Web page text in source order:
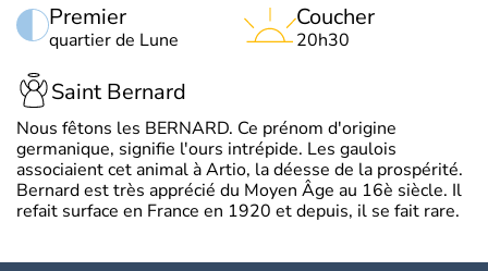
Premier
quartier de Lune
Coucher
20h30
Saint Bernard
Nous fêtons les BERNARD. Ce prénom d'origine
germanique, signifie l'ours intrépide. Les gaulois
associaient cet animal à Artio, la déesse de la prospérité.
Bernard est très apprécié du Moyen Âge au 16è siècle. Il
refait surface en France en 1920 et depuis, il se fait rare.